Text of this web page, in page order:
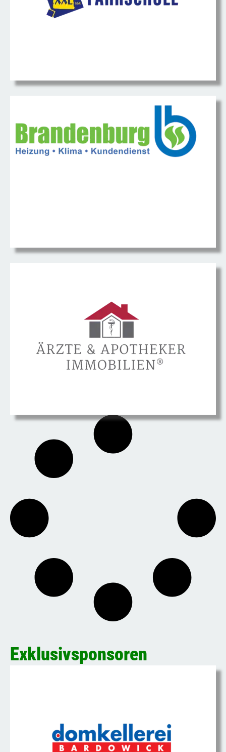
Exklusivsponsoren